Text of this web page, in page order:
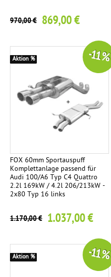
970,00 € 869,00 €
FOX 60mm Sportauspuff
Komplettanlage passend für
Audi 100/A6 Typ C4 Quattro
2.2l 169kW / 4.2l 206/213kW -
2x80 Typ 16 links
1.170,00 € 1.037,00 €
-11 %
Aktion %
-11 %
Aktion %